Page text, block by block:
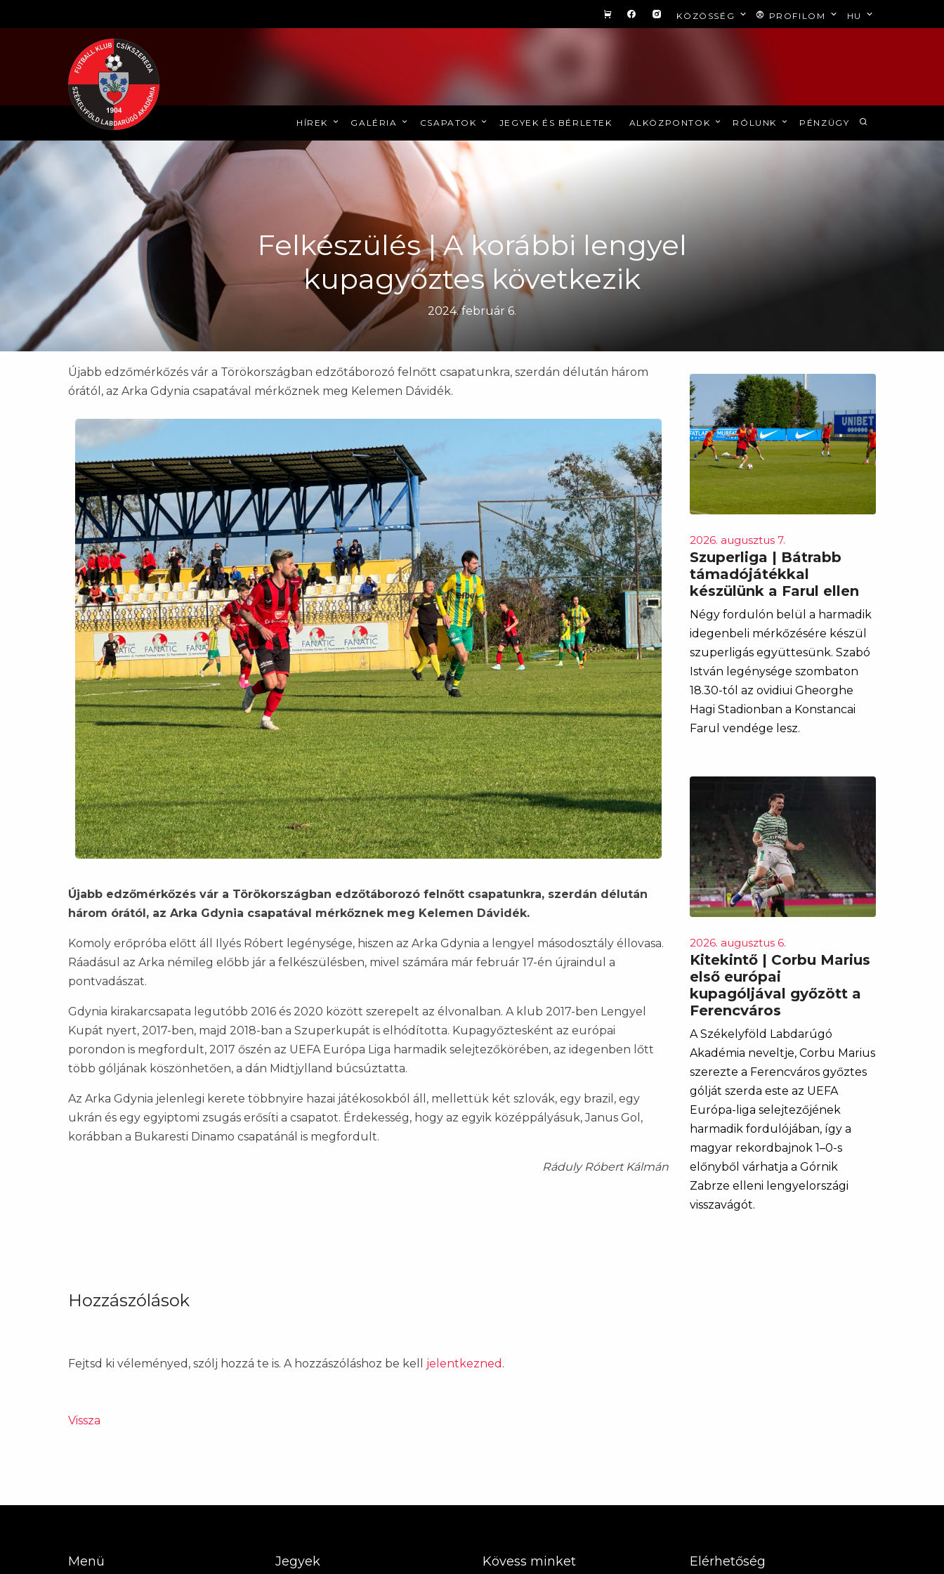
KÖZÖSSÉG PROFILOM HU
HÍREK GALÉRIA CSAPATOK JEGYEK ÉS BÉRLETEK ALKÖZPONTOK RÓLUNK PÉNZÜGY
Felkészülés | A korábbi lengyel
kupagyőztes következik
2024. február 6.
Újabb edzőmérkőzés vár a Törökországban edzőtáborozó felnőtt csapatunkra, szerdán délután három
órától, az Arka Gdynia csapatával mérkőznek meg Kelemen Dávidék.
Újabb edzőmérkőzés vár a Törökországban edzőtáborozó felnőtt csapatunkra, szerdán délután
három órától, az Arka Gdynia csapatával mérkőznek meg Kelemen Dávidék.
Komoly erőpróba előtt áll Ilyés Róbert legénysége, hiszen az Arka Gdynia a lengyel másodosztály éllovasa.
Ráadásul az Arka némileg előbb jár a felkészülésben, mivel számára már február 17-én újraindul a
pontvadászat.
Gdynia kirakarcsapata legutóbb 2016 és 2020 között szerepelt az élvonalban. A klub 2017-ben Lengyel
Kupát nyert, 2017-ben, majd 2018-ban a Szuperkupát is elhódította. Kupagyőztesként az európai
porondon is megfordult, 2017 őszén az UEFA Európa Liga harmadik selejtezőkörében, az idegenben lőtt
több góljának köszönhetően, a dán Midtjylland búcsúztatta.
Az Arka Gdynia jelenlegi kerete többnyire hazai játékosokból áll, mellettük két szlovák, egy brazil, egy
ukrán és egy egyiptomi zsugás erősíti a csapatot. Érdekesség, hogy az egyik középpályásuk, Janus Gol,
korábban a Bukaresti Dinamo csapatánál is megfordult.
Ráduly Róbert Kálmán
2026. augusztus 7.
Szuperliga | Bátrabb
támadójátékkal
készülünk a Farul ellen
Négy fordulón belül a harmadik
idegenbeli mérkőzésére készül
szuperligás együttesünk. Szabó
István legénysége szombaton
18.30-tól az ovidiui Gheorghe
Hagi Stadionban a Konstancai
Farul vendége lesz.
2026. augusztus 6.
Kitekintő | Corbu Marius
első európai
kupagóljával győzött a
Ferencváros
A Székelyföld Labdarúgó
Akadémia neveltje, Corbu Marius
szerezte a Ferencváros győztes
gólját szerda este az UEFA
Európa-liga selejtezőjének
harmadik fordulójában, így a
magyar rekordbajnok 1–0-s
előnyből várhatja a Górnik
Zabrze elleni lengyelországi
visszavágót.
Hozzászólások
Fejtsd ki véleményed, szólj hozzá te is. A hozzászóláshoz be kell jelentkezned .
Vissza
Menü Jegyek Kövess minket Elérhetőség